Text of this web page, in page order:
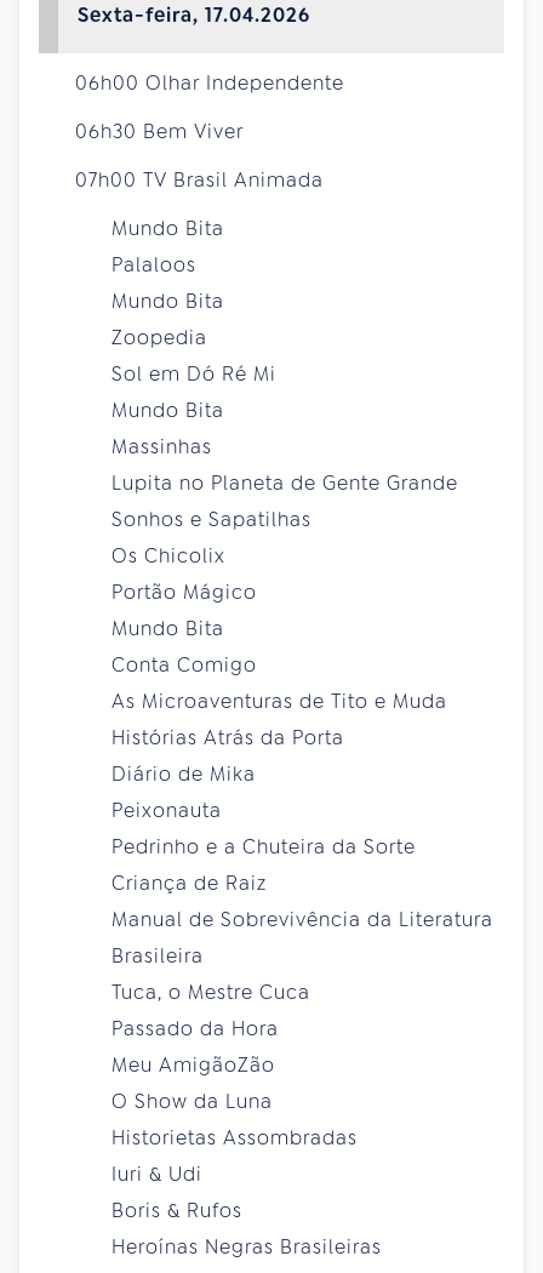
Sexta-feira, 17.04.2026
06h00 Olhar Independente
06h30 Bem Viver
07h00 TV Brasil Animada
Mundo Bita
Palaloos
Mundo Bita
Zoopedia
Sol em Dó Ré Mi
Mundo Bita
Massinhas
Lupita no Planeta de Gente Grande
Sonhos e Sapatilhas
Os Chicolix
Portão Mágico
Mundo Bita
Conta Comigo
As Microaventuras de Tito e Muda
Histórias Atrás da Porta
Diário de Mika
Peixonauta
Pedrinho e a Chuteira da Sorte
Criança de Raiz
Manual de Sobrevivência da Literatura
Brasileira
Tuca, o Mestre Cuca
Passado da Hora
Meu AmigãoZão
O Show da Luna
Historietas Assombradas
Iuri & Udi
Boris & Rufos
Heroínas Negras Brasileiras